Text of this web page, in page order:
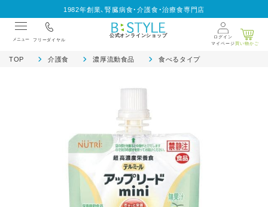
1982年創業、腎臓病食・介護食・治療食専門店
メニュー フリーダイヤル
公式オンラインショップ
ログイン
マイページ買い物かご
TOP 介護食 濃厚流動食品 食べるタイプ